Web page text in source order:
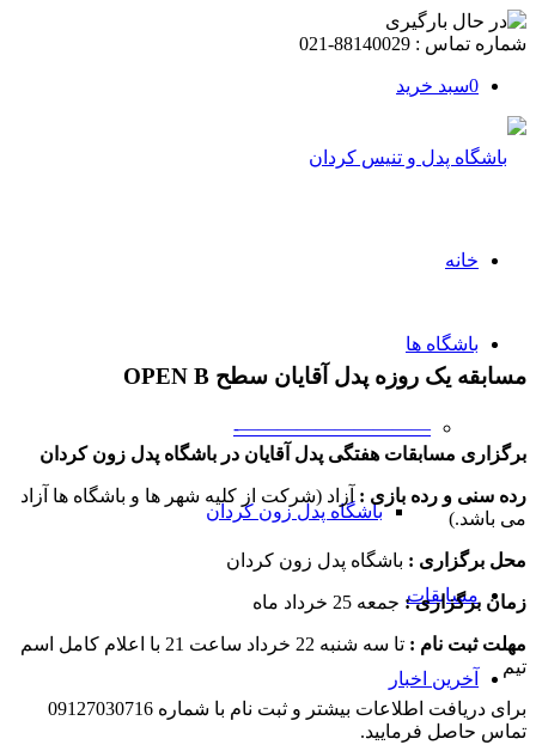
شماره تماس :‌ 88140029-021
0سبد خرید
خانه
باشگاه ها
——————————-
باشگاه پدل زون کردان
مسابقات
آخرین اخبار
مسابقه یک روزه پدل آقایان سطح OPEN B
برگزاری مسابقات هفتگی پدل آقایان در باشگاه پدل زون کردان
رده سنی و رده بازی : آزاد (شرکت از کلیه شهر ها و باشگاه ها آزاد
می باشد.)
محل برگزاری : باشگاه پدل زون کردان
زمان برگزاری : جمعه 25 خرداد ماه
مهلت ثبت نام :
تا سه شنبه 22 خرداد ساعت 21 با اعلام کامل اسم
تیم
برای دریافت اطلاعات بیشتر و ثبت نام با شماره 09127030716
تماس حاصل فرمایید.